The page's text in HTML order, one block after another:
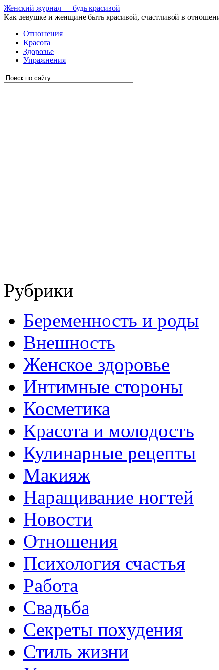
Женский журнал — будь красивой
Как девушке и женщине быть красивой, счастливой в
Отношения
Красота
Здоровье
Упражнения
Рубрики
Беременность и роды
Внешность
Женское здоровье
Интимные стороны
Косметика
Красота и молодость
Кулинарные рецепты
Макияж
Наращивание ногтей
Новости
Отношения
Психология счастья
Работа
Свадьба
Секреты похудения
Стиль жизни